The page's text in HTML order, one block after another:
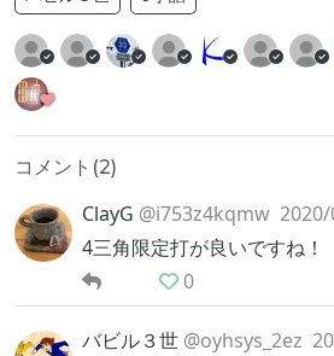
コメント(2)
ClayG @i753z4kqmw
4三角限定打が良いですね！
0
バビル３世 @oyhsys_2ez